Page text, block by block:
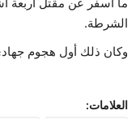
الشرطة.
وكان ذلك أول هجوم
العلامات: